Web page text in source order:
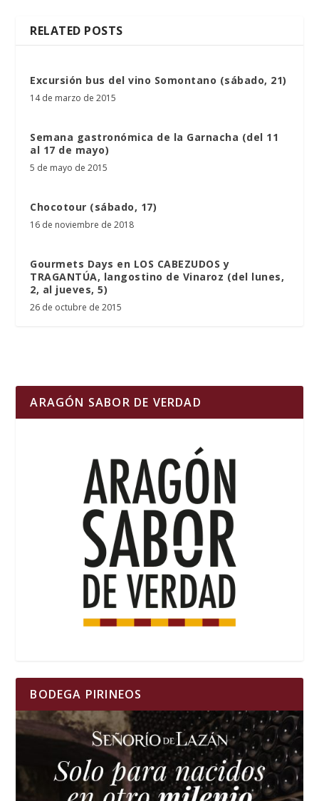
RELATED POSTS
Excursión bus del vino Somontano (sábado, 21)
14 de marzo de 2015
Semana gastronómica de la Garnacha (del 11
al 17 de mayo)
5 de mayo de 2015
Chocotour (sábado, 17)
16 de noviembre de 2018
Gourmets Days en LOS CABEZUDOS y
TRAGANTÚA, langostino de Vinaroz (del lunes,
2, al jueves, 5)
26 de octubre de 2015
ARAGÓN SABOR DE VERDAD
BODEGA PIRINEOS